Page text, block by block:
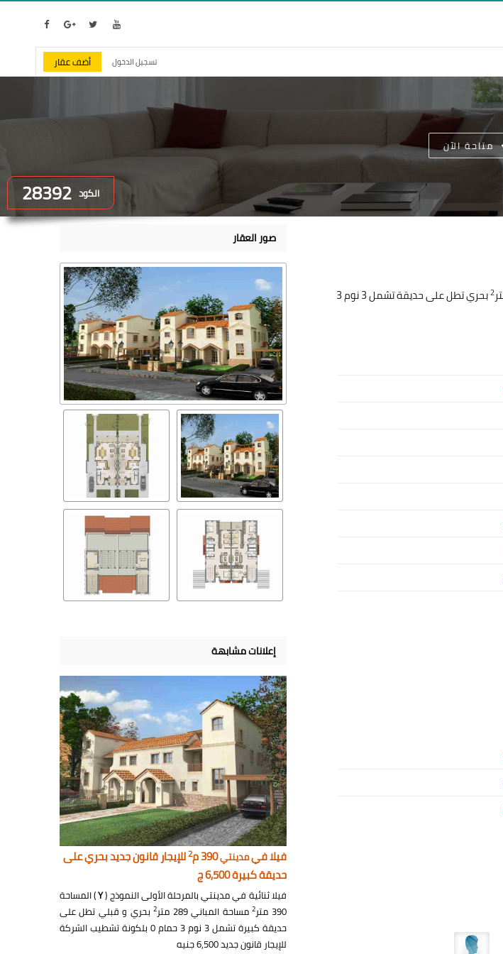
تسجيل الدخول أضف عقار
الكود 28392
متاحة الآن
2
بحري تطل على حديقة تشمل 3 نوم 3
صور العقار
إعلانات مشابهة
فيلا فيمدينتي390 م 2للإيجار قانون جديد بحري على
حديقة كبيرة 6,500 ج
فيلا ثنائية في مدينتي بالمرحلة الأولى النموذج (Y) المساحة
390 متر
2مساحة المباني 289 متر 2بحري و قبلي تطل على
حديقة كبيرة تشمل 3 نوم 3 حمام 0 بلكونة تشطيب الشركة
للإيجار قانون جديد 6,500 جنيه